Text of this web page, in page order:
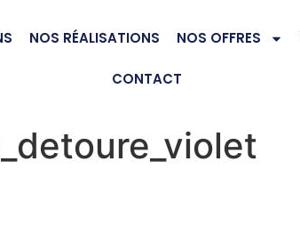
NOS RÉALISATIONS NOS OFFRES
CONTACT